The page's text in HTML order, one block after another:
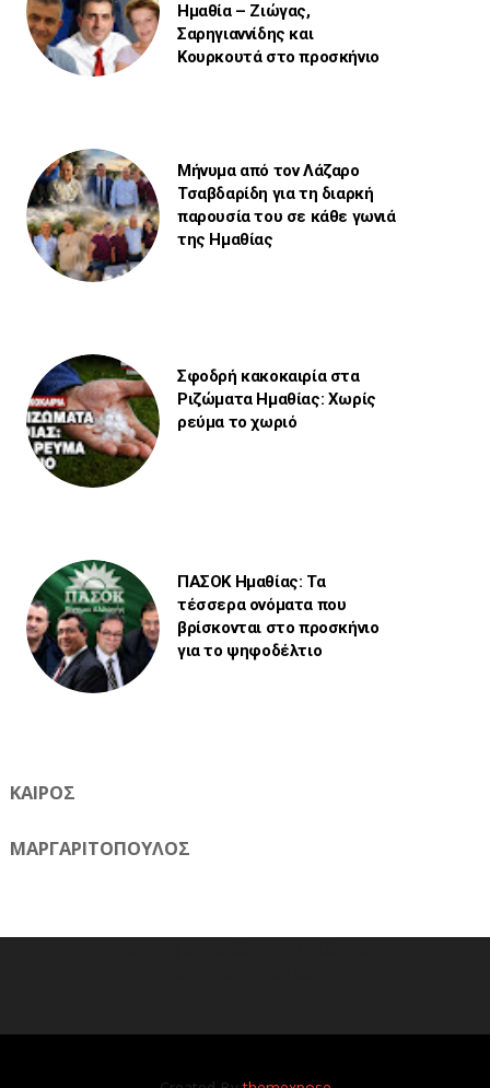
Ημαθία – Ζιώγας,
Σαρηγιαννίδης και
Κουρκουτά στο προσκήνιο
Μήνυμα από τον Λάζαρο
Τσαβδαρίδη για τη διαρκή
παρουσία του σε κάθε γωνιά
της Ημαθίας
Σφοδρή κακοκαιρία στα
Ριζώματα Ημαθίας: Χωρίς
ρεύμα το χωριό
ΠΑΣΟΚ Ημαθίας: Τα
τέσσερα ονόματα που
βρίσκονται στο προσκήνιο
για το ψηφοδέλτιο
ΚΑΙΡΟΣ
ΜΑΡΓΑΡΙΤΟΠΟΥΛΟΣ